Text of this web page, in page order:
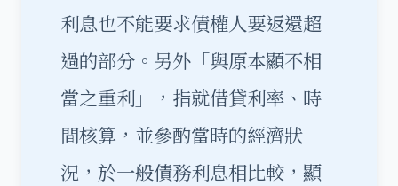
利息也不能要求債權人要返還超
過的部分。另外「與原本顯不相
當之重利」，指就借貸利率、時
間核算，並參酌當時的經濟狀
況，於一般債務利息相比較，顯